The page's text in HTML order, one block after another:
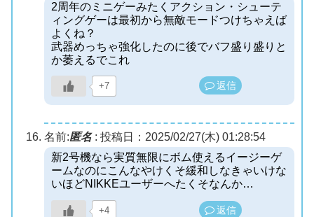
2周年のミニゲーみたくアクション・シューテ
ィングゲーは最初から無敵モードつけちゃえば
よくね？
武器めっちゃ強化したのに後でバフ盛り盛りと
か萎えるでこれ
+7 返信
名前:匿名: 投稿日：2025/02/27(木) 01:28:54
新2号機なら実質無限にボム使えるイージーゲ
ームなのにこんなやけくそ緩和しなきゃいけな
いほどNIKKEユーザーへたくそなんか…
+4 返信